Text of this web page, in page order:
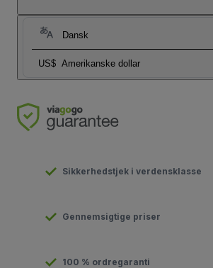
Dansk
US$ Amerikanske dollar
Sikkerhedstjek i verdensklasse
Gennemsigtige priser
100 % ordregaranti